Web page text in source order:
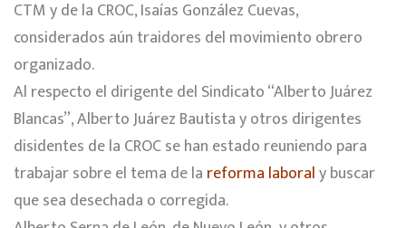
CTM y de la CROC, Isaías González Cuevas,
considerados aún traidores del movimiento obrero
organizado.
Al respecto el dirigente del Sindicato “Alberto Juárez
Blancas”, Alberto Juárez Bautista y otros dirigentes
disidentes de la CROC se han estado reuniendo para
trabajar sobre el tema de la reforma laboraly buscar
que sea desechada o corregida.